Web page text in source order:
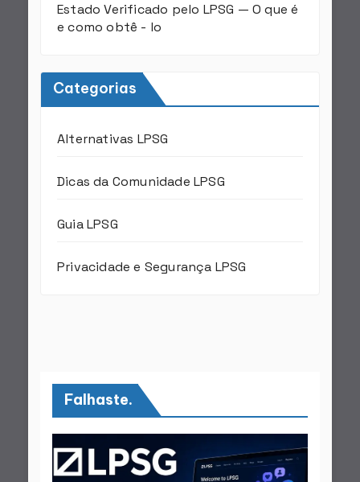
Estado Verificado pelo LPSG — O que é
e como obtê - lo
Categorias
Alternativas LPSG
Dicas da Comunidade LPSG
Guia LPSG
Privacidade e Segurança LPSG
Falhaste.